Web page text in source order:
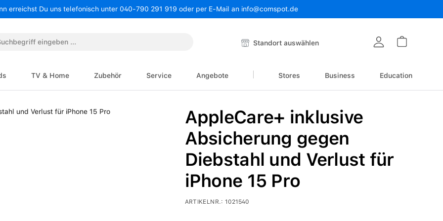
erreichst Du uns telefonisch unter 040-790 291 919 oder per E-Mail an info@comspot.de
Standort auswählen
TV & Home Zubehör Service Angebote Stores Business Education
AppleCare+ inklusive
Absicherung gegen
Diebstahl und Verlust für
iPhone 15 Pro
ARTIKELNR.: 1021540